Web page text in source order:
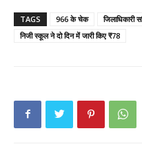
TAGS 966 के चेक
जिलाधिकारी
निजी स्कूल ने दो दिन में जारी किए ₹78